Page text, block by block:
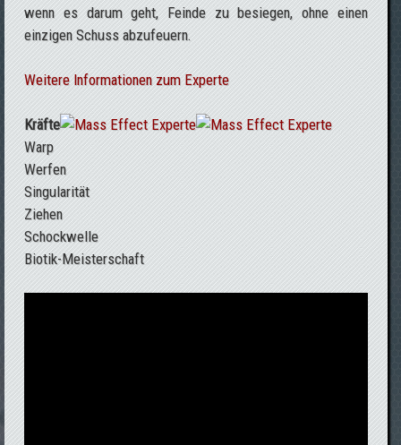
wenn es darum geht, Feinde zu besiegen, ohne einen
einzigen Schuss abzufeuern.
Weitere Informationen zum Experte
Kräfte
Warp
Werfen
Singularität
Ziehen
Schockwelle
Biotik-Meisterschaft